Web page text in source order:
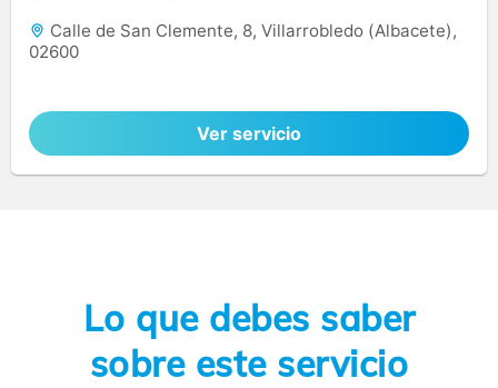
Calle de San Clemente, 8, Villarrobledo (Albacete),
02600
Ver servicio
Lo que debes saber
sobre este servicio